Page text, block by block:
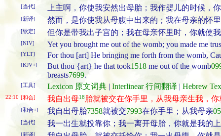
[当代] 上主啊，你使我安然出母胎；我作婴儿的时候，
[新译] 然而，是你使我从母腹中出来的；我在母亲的怀
[钦定] 但你是带我出子宫的；我在母亲怀里时，你就使
[NIV] Yet you brought me out of the womb; you made me
[YLT] For thou [art] He bringing me forth from the womb,
[KJV+] But thou {art} he that took1518 me out of the womb
breasts7699.
[工具] Lexicon 原文词典 | Interlinear 行间翻译 | Hebrew
22:10 [和合] 我自出母18 胎就被交在你手里，从我母亲生我，
[和合+] 我自出母胎7358就被交7993在你手里；从我母亲
[当代] 我一出生就投靠你；我一离开母胎，你就是我的
[新译]